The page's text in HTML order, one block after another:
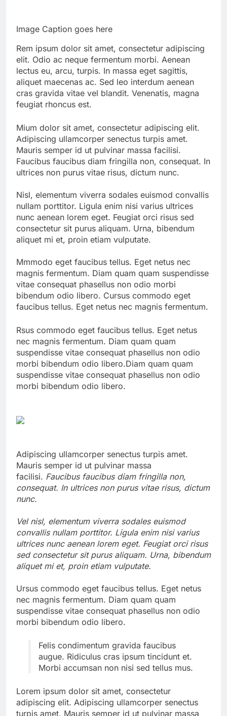
Image Caption goes here
Rem ipsum dolor sit amet, consectetur adipiscing
elit. Odio ac neque fermentum morbi. Aenean
lectus eu, arcu, turpis. In massa eget sagittis,
aliquet maecenas ac. Sed leo interdum aenean
cras gravida vitae vel blandit. Venenatis, magna
feugiat rhoncus est.
Mium dolor sit amet, consectetur adipiscing elit.
Adipiscing ullamcorper senectus turpis amet.
Mauris semper id ut pulvinar massa facilisi.
Faucibus faucibus diam fringilla non, consequat. In
ultrices non purus vitae risus, dictum nunc.
Nisl, elementum viverra sodales euismod convallis
nullam porttitor. Ligula enim nisi varius ultrices
nunc aenean lorem eget. Feugiat orci risus sed
consectetur sit purus aliquam. Urna, bibendum
aliquet mi et, proin etiam vulputate.
Mmmodo eget faucibus tellus. Eget netus nec
magnis fermentum. Diam quam quam suspendisse
vitae consequat phasellus non odio morbi
bibendum odio libero. Cursus commodo eget
faucibus tellus. Eget netus nec magnis fermentum.
Rsus commodo eget faucibus tellus. Eget netus
nec magnis fermentum. Diam quam quam
suspendisse vitae consequat phasellus non odio
morbi bibendum odio libero.Diam quam quam
suspendisse vitae consequat phasellus non odio
morbi bibendum odio libero.
Adipiscing ullamcorper senectus turpis amet.
Mauris semper id ut pulvinar massa
facilisi. Faucibus faucibus diam fringilla non,
consequat. In ultrices non purus vitae risus, dictum
nunc.
Vel nisl, elementum viverra sodales euismod
convallis nullam porttitor. Ligula enim nisi varius
ultrices nunc aenean lorem eget. Feugiat orci risus
sed consectetur sit purus aliquam. Urna, bibendum
aliquet mi et, proin etiam vulputate.
Ursus commodo eget faucibus tellus. Eget netus
nec magnis fermentum. Diam quam quam
suspendisse vitae consequat phasellus non odio
morbi bibendum odio libero.
Felis condimentum gravida faucibus
augue. Ridiculus cras ipsum tincidunt et.
Morbi accumsan non nisi sed tellus mus.
Lorem ipsum dolor sit amet, consectetur
adipiscing elit. Adipiscing ullamcorper senectus
turpis amet. Mauris semper id ut pulvinar massa